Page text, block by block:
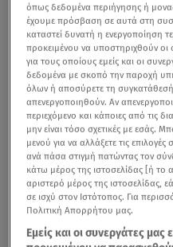
όπως δεδομένα περιήγησης ή
έχουμε πρόσβαση σε αυτά στη
καταστεί δυνατή η ενεργοποίηση
προκειμένου να υποστηριχθούν
για τους οποίους εμείς και οι
δεδομένα με σκοπό την παροχή
όλων ή αποσύρετε τη συγκατάθεσή
απενεργοποιηθούν. Αν
περιεχόμενο και κάποιες από τις
μην είναι τόσο σχετικές με εσάς.
μενού για να αλλάξετε τις
ανά πάσα στιγμή πατώντας τον
κάτω μέρος της ιστοσελίδας [ή το
αριστερό μέρος της ιστοσελίδας,
σε ισχύ στον Ιστότοπος. Για
Πολιτική Απορρήτου μας.
Εμείς και οι συνεργάτες